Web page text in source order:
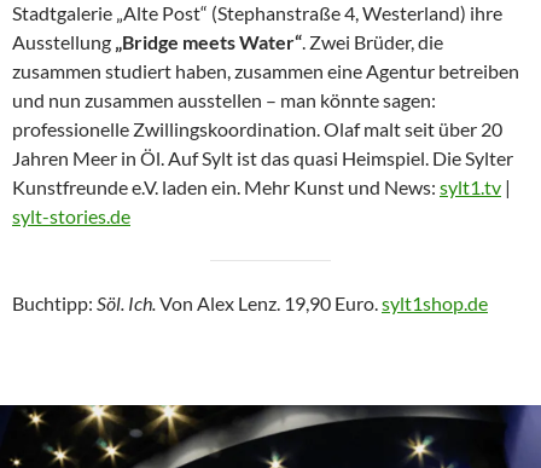
Stadtgalerie „Alte Post“ (Stephanstraße 4, Westerland) ihre
Ausstellung „Bridge meets Water“. Zwei Brüder, die
zusammen studiert haben, zusammen eine Agentur betreiben
und nun zusammen ausstellen – man könnte sagen:
professionelle Zwillingskoordination. Olaf malt seit über 20
Jahren Meer in Öl. Auf Sylt ist das quasi Heimspiel. Die Sylter
Kunstfreunde e.V. laden ein. Mehr Kunst und News: sylt1.tv |
sylt-stories.de
Buchtipp: Söl. Ich.Von Alex Lenz. 19,90 Euro.sylt1shop.de